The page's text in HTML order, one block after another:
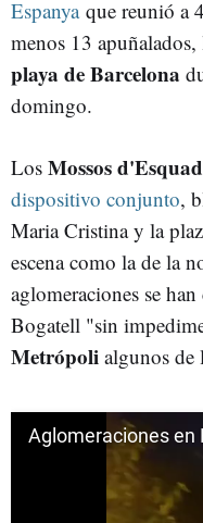
Espanyaque reunió a
menos 13 apuñalados,
playa de Barcelona
domingo.
Los Mossos
dispositivo conjunto,
Maria Cristina y la
escena como la de la
aglomeraciones se
Bogatell "sin
Metrópoli algunos de